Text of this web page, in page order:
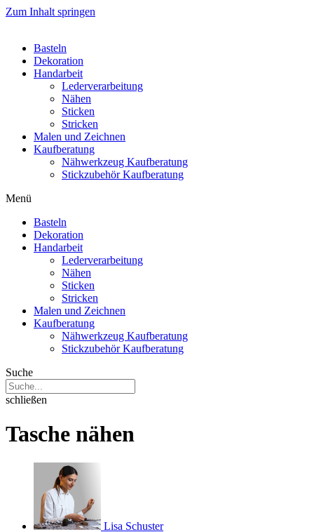
Zum Inhalt springen
Basteln
Dekoration
Handarbeit
Lederverarbeitung
Nähen
Sticken
Stricken
Malen und Zeichnen
Kaufberatung
Nähwerkzeug Kaufberatung
Stickzubehör Kaufberatung
Menü
Basteln
Dekoration
Handarbeit
Lederverarbeitung
Nähen
Sticken
Stricken
Malen und Zeichnen
Kaufberatung
Nähwerkzeug Kaufberatung
Stickzubehör Kaufberatung
Suche
schließen
Tasche nähen
Lisa Schuster